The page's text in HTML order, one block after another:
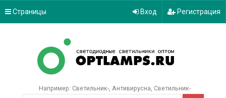
Страницы Вход Регистрация
Например: Светильник- Антивирусна Светильник-